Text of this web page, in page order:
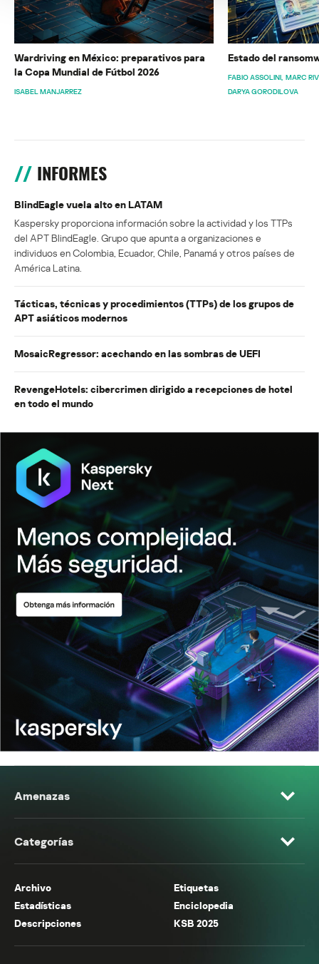
Wardriving en México: preparativos para
la Copa Mundial de Fútbol 2026
ISABEL MANJARREZ
Estado del
FABIO ASSOLINI MARC
DARYA GORODILOVA
INFORMES
BlindEagle vuela alto en LATAM
Kaspersky proporciona información sobre la actividad y los TTPs
del APT BlindEagle. Grupo que apunta a organizaciones e
individuos en Colombia, Ecuador, Chile, Panamá y otros países de
América Latina.
Tácticas, técnicas y procedimientos (TTPs) de los grupos de
APT asiáticos modernos
MosaicRegressor: acechando en las sombras de UEFI
RevengeHotels: cibercrimen dirigido a recepciones de hotel
en todo el mundo
Amenazas
Categorías
Archivo
Etiquetas
Estadísticas
Enciclopedia
Descripciones
KSB 2025